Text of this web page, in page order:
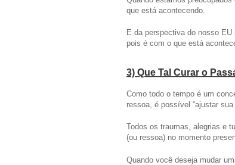
que está acontecendo.
E da perspectiva do nosso
pois é com o que está
3) Que Tal Curar o
Como todo o tempo é um
ressoa, é possível “ajustar sua
Todos os traumas, alegrias e
(ou ressoa) no momento
Quando você deseja mudar